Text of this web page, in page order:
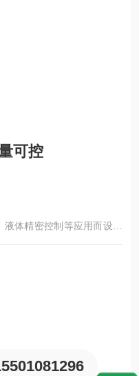
门 流量可控
体精密控制等应用而设计
辨率和良好的重复性调节极